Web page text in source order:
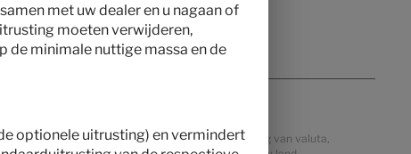
in andere landen kunnen afwijken als gevolg van valuta,
met uw dealer en u nagaan of
moeten verwijderen,
de minimale nuttige massa en de
optionele uitrusting) en vermindert